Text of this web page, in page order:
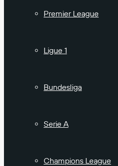
Premier League
Ligue 1
Bundesliga
Serie A
Champions League